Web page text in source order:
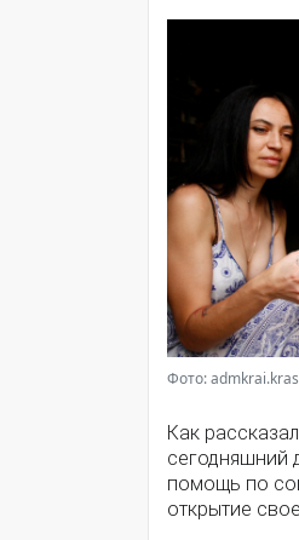
Фото:
Как
сегодняшний
помощь по
открытие